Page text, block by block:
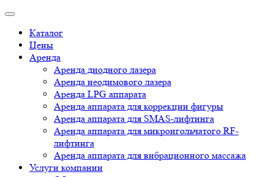
Каталог
Цены
Аренда
Аренда диодного лазера
Аренда неодимового лазера
Аренда LPG аппарата
Аренда аппарата для коррекции фигуры
Аренда аппарата для SMAS-лифтинга
Аренда аппарата для микроигольчатого RF-
лифтинга
Аренда аппарата для вибрационного массажа
Услуги компании